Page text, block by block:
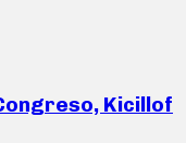
Kicillof